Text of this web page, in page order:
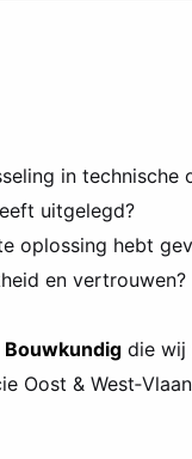
in technische
uitgelegd?
oplossing hebt
en vertrouwen?
die wij
Oost &